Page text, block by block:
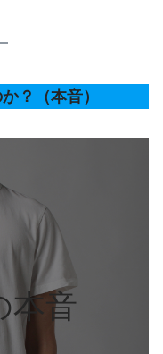
？（本音）
本音